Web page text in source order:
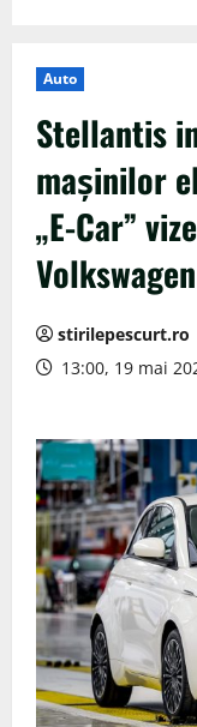
Auto
Stellantis
mașinilor
„E-Car”
stirilepescurt.ro
13:00, 19 mai